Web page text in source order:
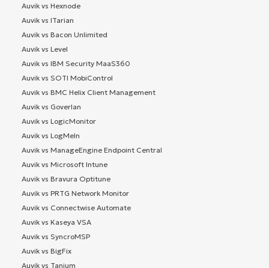
Auvik vs Hexnode
Auvik vs ITarian
Auvik vs Bacon Unlimited
Auvik vs Level
Auvik vs IBM Security MaaS360
Auvik vs SOTI MobiControl
Auvik vs BMC Helix Client Management
Auvik vs Goverlan
Auvik vs LogicMonitor
Auvik vs LogMeIn
Auvik vs ManageEngine Endpoint Central
Auvik vs Microsoft Intune
Auvik vs Bravura Optitune
Auvik vs PRTG Network Monitor
Auvik vs Connectwise Automate
Auvik vs Kaseya VSA
Auvik vs SyncroMSP
Auvik vs BigFix
Auvik vs Tanium